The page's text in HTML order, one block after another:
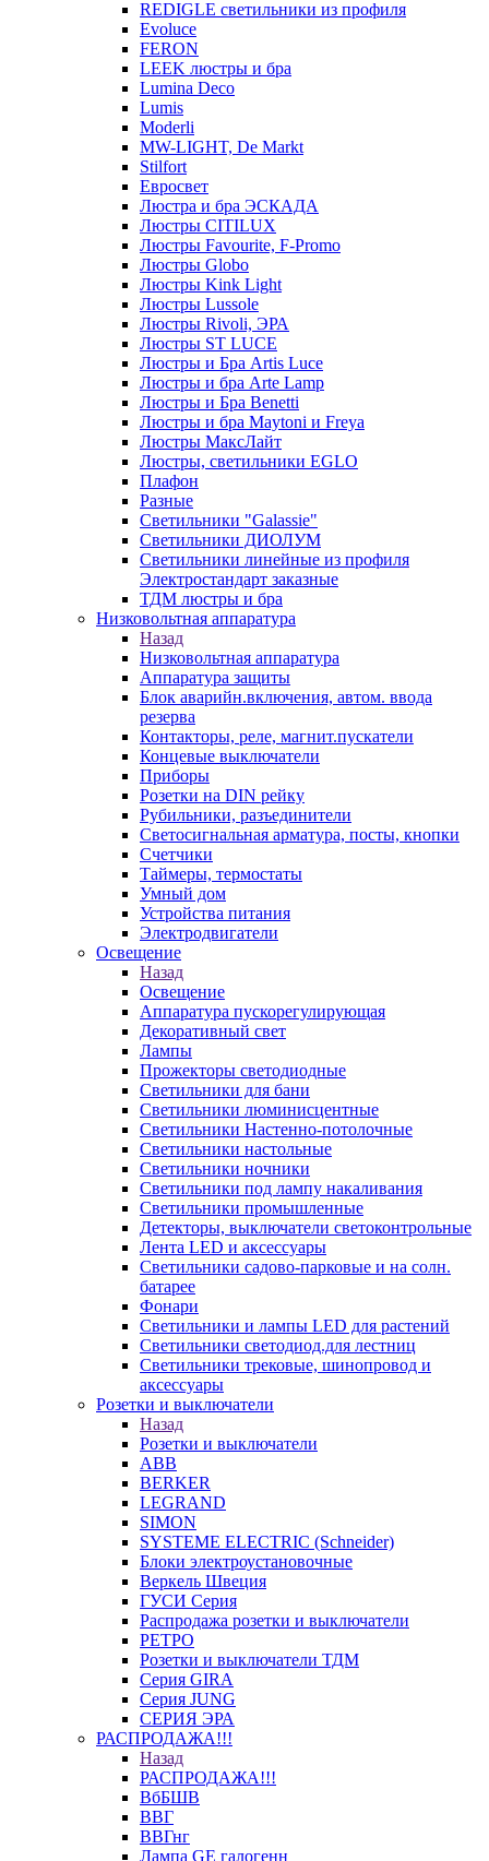
REDIGLE светильники из профиля
Evoluce
FERON
LEEK люстры и бра
Lumina Deco
Lumis
Moderli
MW-LIGHT, De Markt
Stilfort
Евросвет
Люстра и бра ЭСКАДА
Люстры CITILUX
Люстры Favourite, F-Promo
Люстры Globo
Люстры Kink Light
Люстры Lussole
Люстры Rivoli, ЭРА
Люстры ST LUCE
Люстры и Бра Artis Luce
Люстры и бра Arte Lamp
Люстры и Бра Benetti
Люстры и бра Maytoni и Freya
Люстры МаксЛайт
Люстры, светильники EGLO
Плафон
Разные
Светильники "Galassie"
Светильники ДИОЛУМ
Светильники линейные из профиля
Электростандарт заказные
ТДМ люстры и бра
Низковольтная аппаратура
Назад
Низковольтная аппаратура
Аппаратура защиты
Блок аварийн.включения, автом. ввода
резерва
Контакторы, реле, магнит.пускатели
Концевые выключатели
Приборы
Розетки на DIN рейку
Рубильники, разъединители
Светосигнальная арматура, посты, кнопки
Счетчики
Таймеры, термостаты
Умный дом
Устройства питания
Электродвигатели
Освещение
Назад
Освещение
Аппаратура пускорегулирующая
Декоративный свет
Лампы
Прожекторы светодиодные
Светильники для бани
Светильники люминисцентные
Светильники Настенно-потолочные
Светильники настольные
Светильники ночники
Светильники под лампу накаливания
Светильники промышленные
Детекторы, выключатели светоконтрольные
Лента LED и аксессуары
Светильники садово-парковые и на солн.
батарее
Фонари
Светильники и лампы LED для растений
Светильники светодиод.для лестниц
Светильники трековые, шинопровод и
аксессуары
Розетки и выключатели
Назад
Розетки и выключатели
ABB
BERKER
LEGRAND
SIMON
SYSTEME ELECTRIC (Schneider)
Блоки электроустановочные
Веркель Швеция
ГУСИ Серия
Распродажа розетки и выключатели
РЕТРО
Розетки и выключатели ТДМ
Серия GIRA
Серия JUNG
СЕРИЯ ЭРА
РАСПРОДАЖА!!!
Назад
РАСПРОДАЖА!!!
ВбБШВ
ВВГ
ВВГнг
Лампа GE галогенн